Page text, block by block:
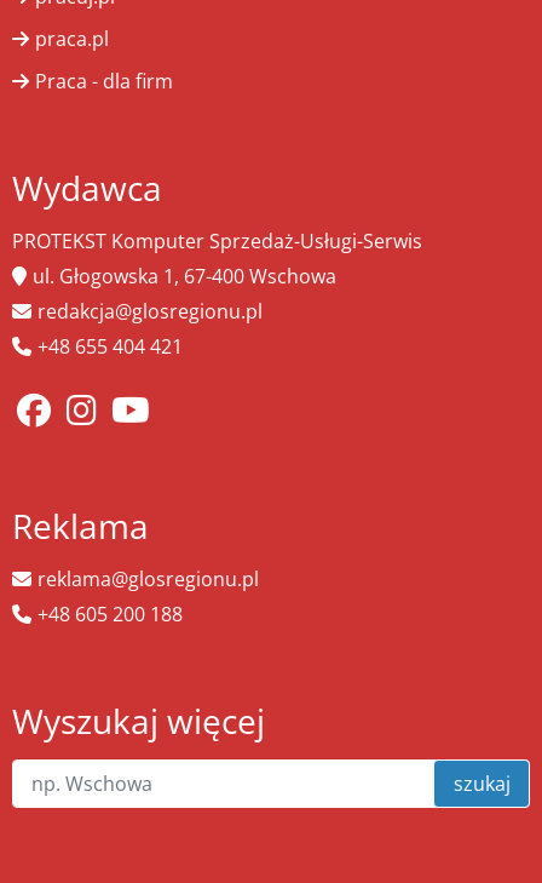
praca.pl
Praca - dla firm
Wydawca
PROTEKST Komputer Sprzedaż-Usługi-Serwis
ul. Głogowska 1, 67-400 Wschowa
redakcja@glosregionu.pl
+48 655 404 421
Reklama
reklama@glosregionu.pl
+48 605 200 188
Wyszukaj więcej
szukaj